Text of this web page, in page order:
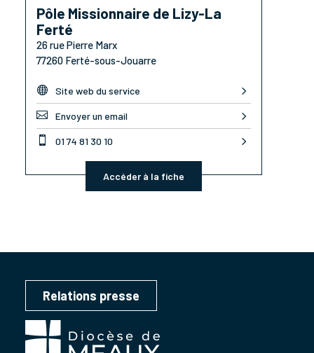
Pôle Missionnaire de Lizy-La
Ferté
26 rue Pierre Marx
77260 Ferté-sous-Jouarre
 Site web du service
 Envoyer un email
 01 74 81 30 10
Accéder à la fiche
Relations presse